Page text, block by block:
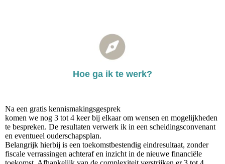
Hoe ga ik te werk?
Na een gratis kennismakingsgesprek
komen we nog 3 tot 4 keer bij elkaar om wensen en mogelijkheden
te bespreken. De resultaten verwerk ik in een scheidingsconvenant
en eventueel ouderschapsplan.
Belangrijk hierbij is een toekomstbestendig eindresultaat, zonder
fiscale verrassingen achteraf en inzicht in de nieuwe financiële